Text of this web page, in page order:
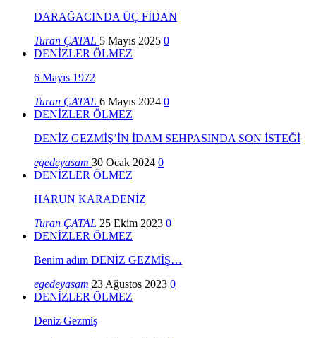
DARAĞACINDA ÜÇ FİDAN
Turan ÇATAL 5 Mayıs 2025 0
DENİZLER ÖLMEZ
6 Mayıs 1972
Turan ÇATAL 6 Mayıs 2024 0
DENİZLER ÖLMEZ
DENİZ GEZMİŞ’İN İDAM SEHPASINDA SON İSTEĞİ
egedeyasam 30 Ocak 2024 0
DENİZLER ÖLMEZ
HARUN KARADENİZ
Turan ÇATAL 25 Ekim 2023 0
DENİZLER ÖLMEZ
Benim adım DENİZ GEZMİŞ…
egedeyasam 23 Ağustos 2023 0
DENİZLER ÖLMEZ
Deniz Gezmiş